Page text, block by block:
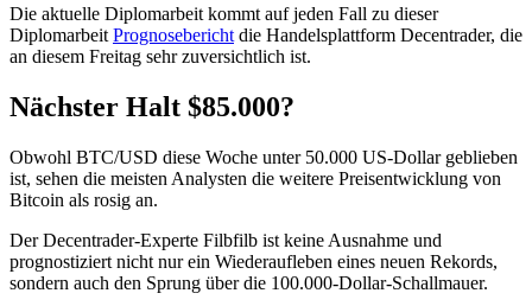
Die aktuelle Diplomarbeit kommt auf jeden Fall zu dieser
Diplomarbeit Prognosebericht die Handelsplattform Decentrader, die
an diesem Freitag sehr zuversichtlich ist.
Nächster Halt $85.000?
Obwohl BTC/USD diese Woche unter 50.000 US-Dollar geblieben
ist, sehen die meisten Analysten die weitere Preisentwicklung von
Bitcoin als rosig an.
Der Decentrader-Experte Filbfilb ist keine Ausnahme und
prognostiziert nicht nur ein Wiederaufleben eines neuen Rekords,
sondern auch den Sprung über die 100.000-Dollar-Schallmauer.